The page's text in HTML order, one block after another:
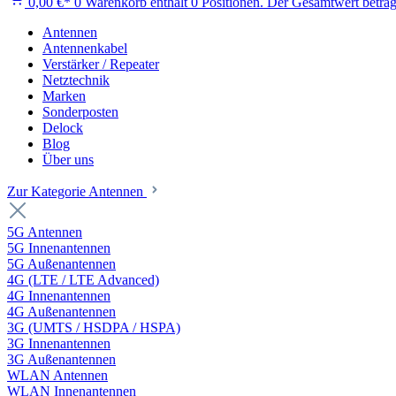
Antennen
Antennenkabel
Verstärker / Repeater
Netztechnik
Marken
Sonderposten
Delock
Blog
Über uns
Zur Kategorie Antennen
5G Antennen
5G Innenantennen
5G Außenantennen
4G (LTE / LTE Advanced)
4G Innenantennen
4G Außenantennen
3G (UMTS / HSDPA / HSPA)
3G Innenantennen
3G Außenantennen
WLAN Antennen
WLAN Innenantennen